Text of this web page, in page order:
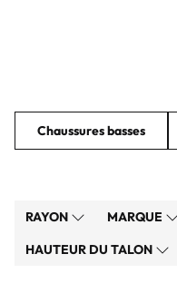
Chaussures basses
RAYON MARQUE
HAUTEUR DU TALON